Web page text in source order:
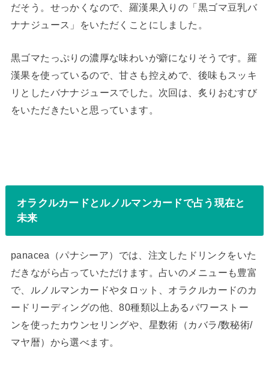
だそう。せっかくなので、羅漢果入りの「黒ゴマ豆乳バ
ナナジュース」をいただくことにしました。
黒ゴマたっぷりの濃厚な味わいが癖になりそうです。羅
漢果を使っているので、甘さも控えめで、後味もスッキ
リとしたバナナジュースでした。次回は、炙りおむすび
をいただきたいと思っています。
オラクルカードとルノルマンカードで占う現在と
未来
panacea（パナシーア）では、注文したドリンクをいた
だきながら占っていただけます。占いのメニューも豊富
で、ルノルマンカードやタロット、オラクルカードのカ
ードリーディングの他、80種類以上あるパワーストー
ンを使ったカウンセリングや、星数術（カバラ/数秘術/
マヤ暦）から選べます。